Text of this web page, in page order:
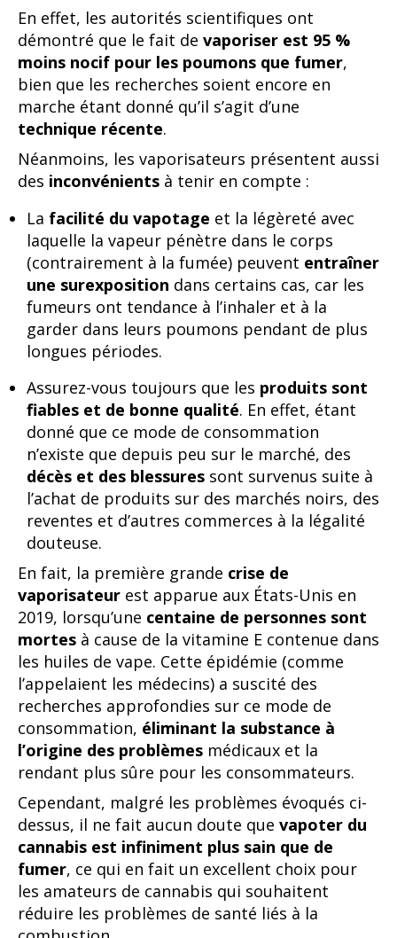
En effet, les autorités scientifiques ont
démontré que le fait de vaporiser est 95 %
moins nocif pour les poumons que fumer,
bien que les recherches soient encore en
marche étant donné qu’il s’agit d’une
technique récente.
Néanmoins, les vaporisateurs présentent aussi
des inconvénients à tenir en compte :
La facilité du vapotage et la légèreté avec
laquelle la vapeur pénètre dans le corps
(contrairement à la fumée) peuvent entraîner
une surexposition dans certains cas, car les
fumeurs ont tendance à l’inhaler et à la
garder dans leurs poumons pendant de plus
longues périodes.
Assurez-vous toujours que les produits sont
fiables et de bonne qualité. En effet, étant
donné que ce mode de consommation
n’existe que depuis peu sur le marché, des
décès et des blessures sont survenus suite à
l’achat de produits sur des marchés noirs, des
reventes et d’autres commerces à la légalité
douteuse.
En fait, la première grande crise de
vaporisateur est apparue aux États-Unis en
2019, lorsqu’une centaine de personnes sont
mortes à cause de la vitamine E contenue dans
les huiles de vape. Cette épidémie (comme
l’appelaient les médecins) a suscité des
recherches approfondies sur ce mode de
consommation, éliminant la substance à
l’origine des problèmes médicaux et la
rendant plus sûre pour les consommateurs.
Cependant, malgré les problèmes évoqués ci-
dessus, il ne fait aucun doute que vapoter du
cannabis est infiniment plus sain que de
fumer, ce qui en fait un excellent choix pour
les amateurs de cannabis qui souhaitent
réduire les problèmes de santé liés à la